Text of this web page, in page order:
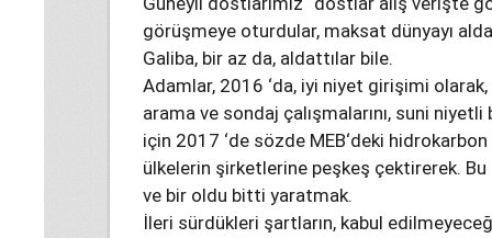
görüşmeye oturdular, maksat dünyayı
Galiba, bir az da, aldattılar bile.
Adamlar, 2016 ‘da, iyi niyet girişimi olarak,
arama ve sondaj çalışmalarını, suni
için 2017 ‘de sözde MEB‘deki
ülkelerin şirketlerine peşkeş çektirerek. Bu
ve bir oldu bitti yaratmak.
İleri sürdükleri şartların, kabul